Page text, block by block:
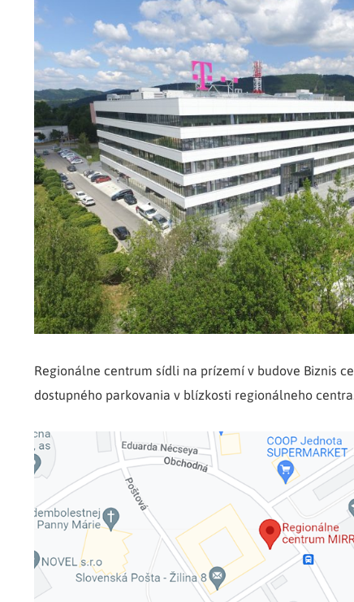
Regionálne centrum sídli na prízemí v budove Biznis
dostupného parkovania v blízkosti regionálneho